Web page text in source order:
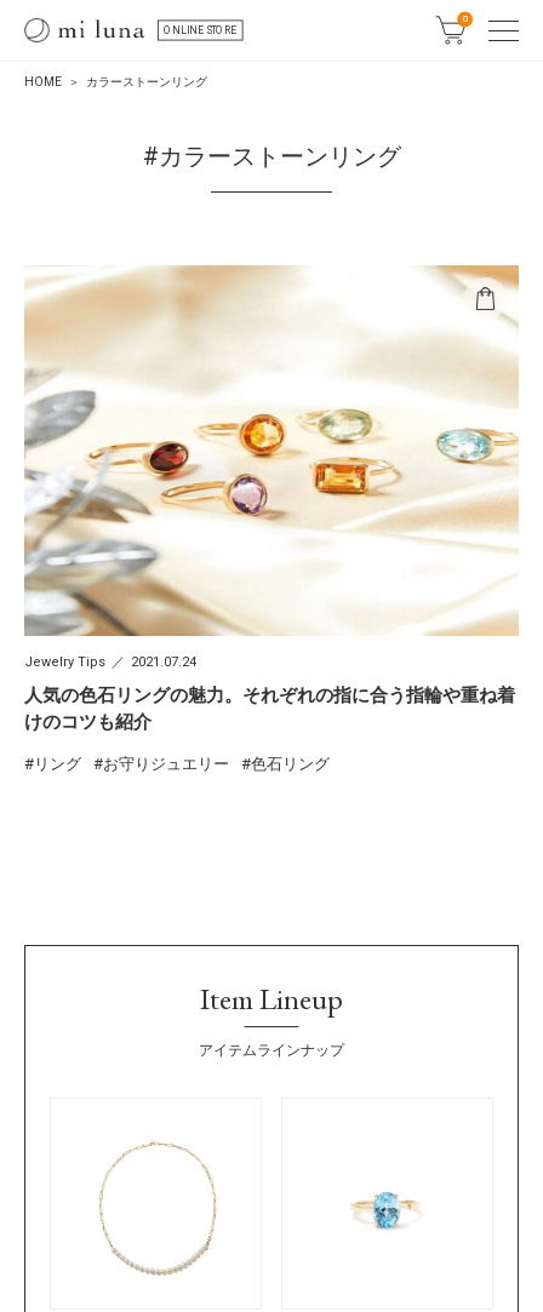
ONLINE STORE
0
HOME カラーストーンリング
#カラーストーンリング
Jewelry Tips 2021.07.24
人気の色石リングの魅力。それぞれの指に合う指輪や重ね着
けのコツも紹介
リング お守りジュエリー 色石リング
Item Lineup
アイテムラインナップ